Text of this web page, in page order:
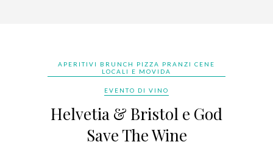
APERITIVI BRUNCH PIZZA PRANZI CENE
LOCALI E MOVIDA
EVENTO DI VINO
Helvetia & Bristol e God
Save The Wine